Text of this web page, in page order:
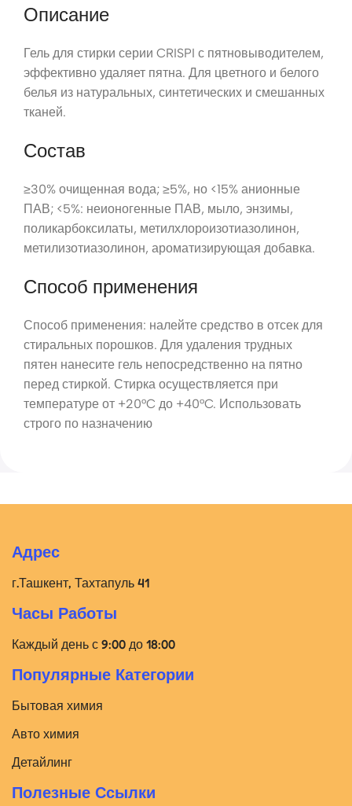
Описание
Гель для стирки серии CRISPI с пятновыводителем,
эффективно удаляет пятна. Для цветного и белого
белья из натуральных, синтетических и смешанных
тканей.
Состав
≥30% очищенная вода; ≥5%, но <15% анионные
ПАВ; <5%: неионогенные ПАВ, мыло, энзимы,
поликарбоксилаты, метилхлороизотиазолинон,
метилизотиазолинон, ароматизирующая добавка.
Способ применения
Способ применения: налейте средство в отсек для
стиральных порошков. Для удаления трудных
пятен нанесите гель непосредственно на пятно
перед стиркой. Стирка осуществляется при
температуре от +20°C до +40°C. Использовать
строго по назначению
Адрес
г.Ташкент, Тахтапуль 41
Часы Работы
Каждый день с 9:00 до 18:00
Популярные Категории
Бытовая химия
Авто химия
Детайлинг
Полезные Ссылки